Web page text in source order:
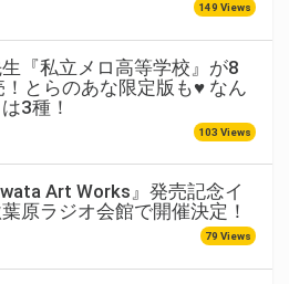
149 Views
『私立メロ高等学校』が8
！とらのあな限定版も♥ なん
3種！
103 Views
wata Art Works』発売記念イ
原ラジオ会館で開催決定！
79 Views